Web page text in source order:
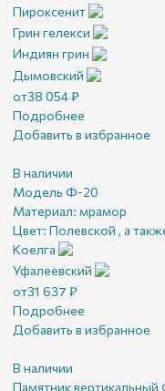
Пироксенит
Грин гелекси
Индиян грин
Дымовский
от38 054₽
Подробнее
Добавить в избранное
В наличии
Модель Ф-20
Материал: мрамор
Цвет: Полевской , а
Коелга
Уфалеевский
от31 637 ₽
Подробнее
Добавить в избранное
В наличии
Памятник вертикальный